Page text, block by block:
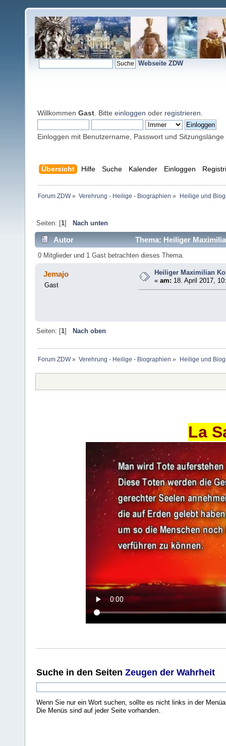
Webseite ZDW
Willkommen Gast . Bitte einloggen oder registrieren
Einloggen mit Benutzername, Passwort und Sitzungslänge
Übersicht Hilfe Suche Kalender Einloggen
Forum ZDW» Verehrung - Heilige - Biographien » Heilige und
Seiten: [1] Nach unten
Autor Thema: Heiliger
0 Mitglieder und 1 Gast betrachten dieses Thema.
Jemajo
Gast
Heiliger Maximilian
«am: 18. April 2017,
Seiten: [1] Nach oben
Forum ZDW» Verehrung - Heilige - Biographien » Heilige und
La
Suche in den Seiten Zeugen der Wahrheit
Wenn Sie nur ein Wort suchen, sollte es nicht links in der
Die Menüs sind auf jeder Seite vorhanden..